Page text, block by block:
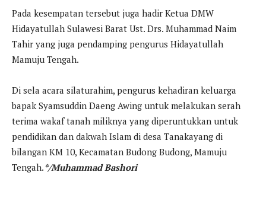
Pada kesempatan tersebut juga hadir Ketua DMW
Hidayatullah Sulawesi Barat Ust. Drs. Muhammad Naim
Tahir yang juga pendamping pengurus Hidayatullah
Mamuju Tengah.
Di sela acara silaturahim, pengurus kehadiran keluarga
bapak Syamsuddin Daeng Awing untuk melakukan serah
terima wakaf tanah miliknya yang diperuntukkan untuk
pendidikan dan dakwah Islam di desa Tanakayang di
bilangan KM 10, Kecamatan Budong Budong, Mamuju
Tengah.*/Muhammad Bashori